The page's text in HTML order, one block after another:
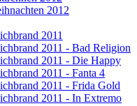
2012
2011
2011 - Bad Religion
2011 - Die Happy
2011 - Fanta 4
2011 - Frida Gold
2011 - In Extremo